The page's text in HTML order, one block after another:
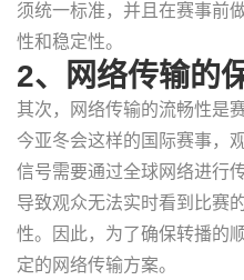
须统一标准，并且在赛事前
性和稳定性。
2、网络传输的
其次，网络传输的流畅性是
今亚冬会这样的国际赛事，
信号需要通过全球网络进行
导致观众无法实时看到比赛
性。因此，为了确保转播的
定的网络传输方案。